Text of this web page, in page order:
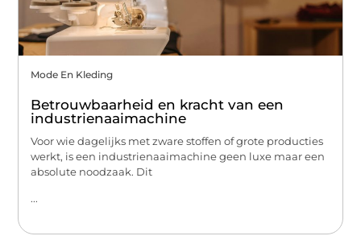
Mode En Kleding
Betrouwbaarheid en kracht van een
industrienaaimachine
Voor wie dagelijks met zware stoffen of grote producties
werkt, is een industrienaaimachine geen luxe maar een
absolute noodzaak. Dit
...